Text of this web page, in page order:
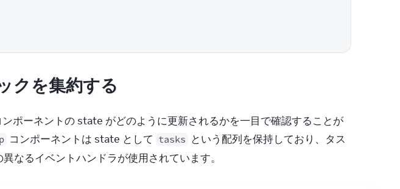
クを集約する
ポーネントの state がどのように更新されるかを一目で確認することが
コンポーネントは state として tasks
という配列を保持しており、タス
なるイベントハンドラが使用されています。